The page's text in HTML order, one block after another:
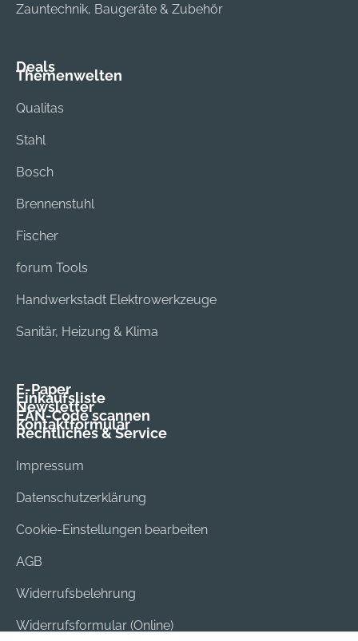
Zauntechnik, Baugeräte & Zubehör
Deals
Themenwelten
Qualitas
Stahl
Bosch
Brennenstuhl
Fischer
forum Tools
Handwerkstadt Elektrowerkzeuge
Sanitär, Heizung & Klima
E-Paper
Einkaufsliste
Newsletter
EAN-Code scannen
Kontaktformular
Rechtliches & Service
Impressum
Datenschutzerklärung
Cookie-Einstellungen bearbeiten
AGB
Widerrufsbelehrung
Widerrufsformular (Online)